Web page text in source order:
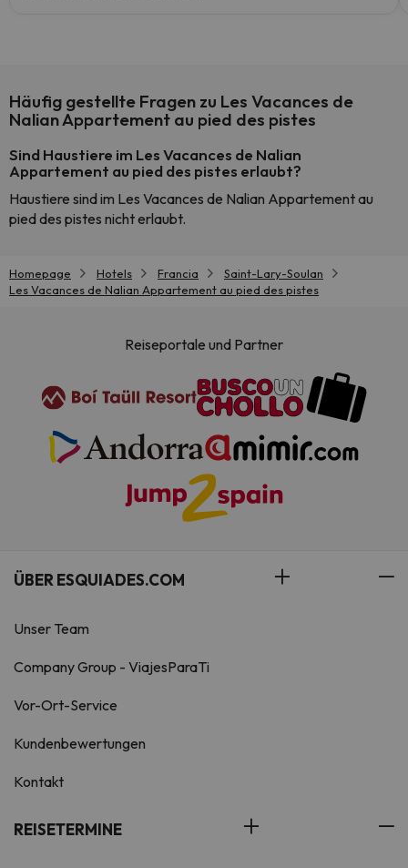
Häufig gestellte Fragen zu Les Vacances de
Nalian Appartement au pied des pistes
Sind Haustiere im Les Vacances de Nalian
Appartement au pied des pistes erlaubt?
Haustiere sind im Les Vacances de Nalian Appartement au
pied des pistes nicht erlaubt.
Homepage Hotels Francia
Saint-Lary-Soulan
Les Vacances de Nalian Appartement au pied des pistes
Reiseportale und Partner
ÜBER ESQUIADES.COM
Unser Team
Company Group - ViajesParaTi
Vor-Ort-Service
Kundenbewertungen
Kontakt
REISETERMINE